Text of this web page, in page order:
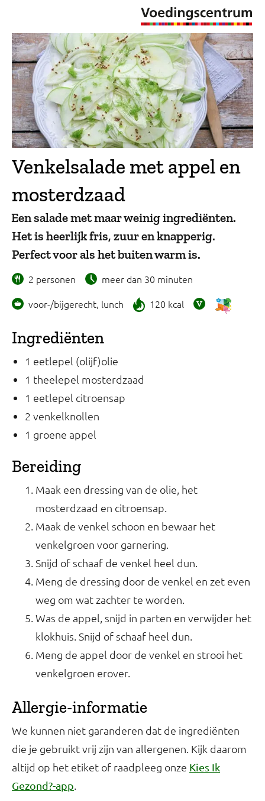
Venkelsalade met appel en
mosterdzaad
Een salade met maar weinig ingrediënten.
Het is heerlijk fris, zuur en knapperig.
Perfect voor als het buiten warm is.
2 personen
meer dan 30 minuten
voor-/bijgerecht, lunch
120 kcal
Ingrediënten
1 eetlepel (olijf)olie
1 theelepel mosterdzaad
1 eetlepel citroensap
2 venkelknollen
1 groene appel
Bereiding
Maak een dressing van de olie, het
mosterdzaad en citroensap.
Maak de venkel schoon en bewaar het
venkelgroen voor garnering.
Snijd of schaaf de venkel heel dun.
Meng de dressing door de venkel en zet even
weg om wat zachter te worden.
Was de appel, snijd in parten en verwijder het
klokhuis. Snijd of schaaf heel dun.
Meng de appel door de venkel en strooi het
venkelgroen erover.
Allergie-informatie
We kunnen niet garanderen dat de ingrediënten
die je gebruikt vrij zijn van allergenen. Kijk daarom
altijd op het etiket of raadpleeg onze Kies Ik
Gezond?-app